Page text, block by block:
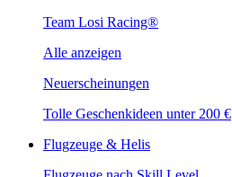
Team Losi Racing®
Alle anzeigen
Neuerscheinungen
Tolle Geschenkideen unter 200 €
Flugzeuge & Helis